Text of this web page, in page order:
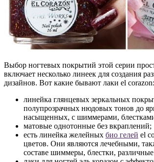
Выбор ногтевых покрытий этой серии
включает несколько линеек для создания
дизайнов. Вот какие бывают лаки el corazon:
линейка глянцевых зеркальных
полупрозрачных нюдовых тонов до
насыщенных, с шиммерами,
матовые однотонные без вкраплений;
есть линейка желейных био гелей el
цветов. Они являются лечебными,
составе шиммеры, блестки,